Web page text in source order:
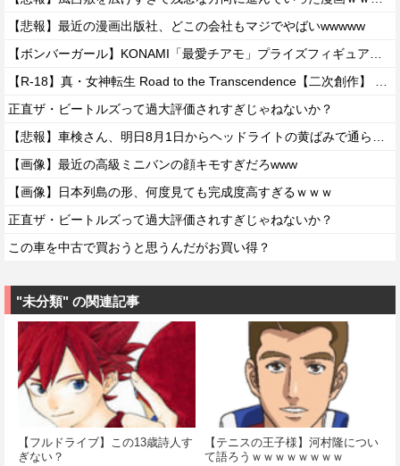
【悲報】最近の漫画出版社、どこの会社もマジでやばいwwwww
正直ザ・ビートルズって過大評価されすぎじゃねないか？
【画像】最近の高級ミニバンの顔キモすぎだろwww
【画像】日本列島の形、何度見ても完成度高すぎるｗｗｗ
正直ザ・ビートルズって過大評価されすぎじゃねないか？
この車を中古で買おうと思うんだがお買い得？
"未分類" の関連記事
【フルドライブ】この13歳詩人す
ぎない？
【テニスの王子様】河村隆につい
て語ろうｗｗｗｗｗｗｗｗ